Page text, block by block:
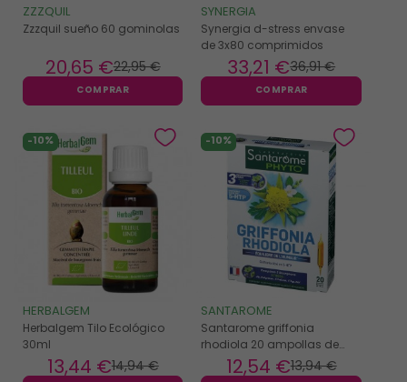
ZZZQUIL
Zzzquil sueño 60 gominolas
22,95 €
20,65 €
COMPRAR
SYNERGIA
Synergia d-stress envase
de 3x80 comprimidos
36,91 €
33,21 €
COMPRAR
-10%
HERBALGEM
Herbalgem Tilo Ecológico
30ml
14,94 €
13,44 €
-10%
SANTAROME
Santarome griffonia
rhodiola 20 ampollas de
13,94 €
12,54 €